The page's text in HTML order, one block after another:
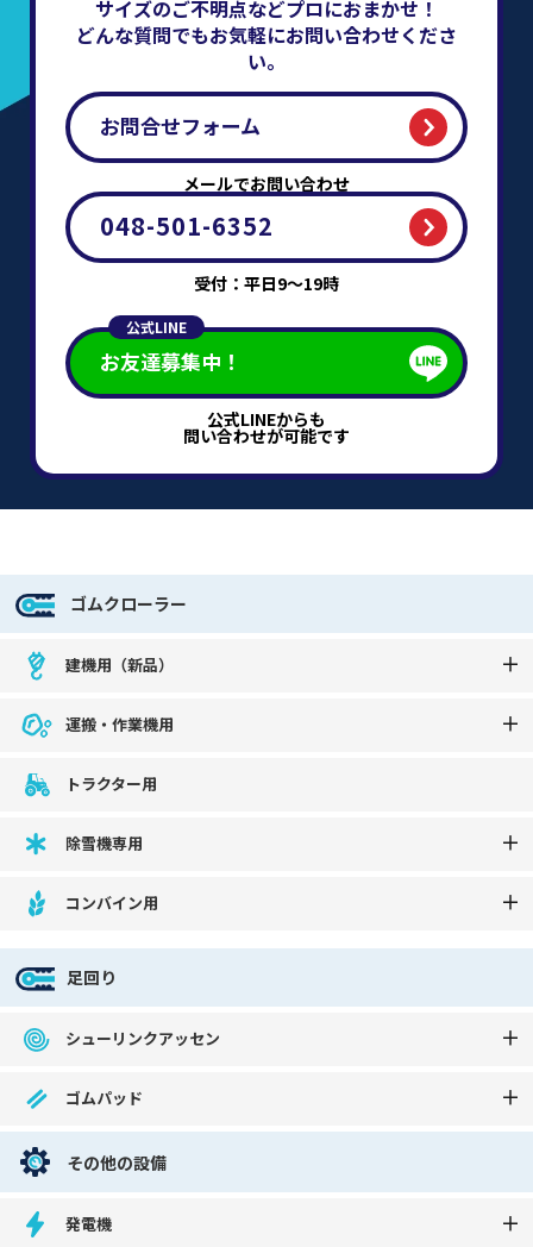
サイズのご不明点などプロにおまかせ！
どんな質問でもお気軽にお問い合わせくださ
い。
お問合せフォーム
メールでお問い合わせ
048-501-6352
受付：平日9～19時
公式LINE
お友達募集中！
公式LINEからも
問い合わせが可能です
ゴムクローラー
建機用（新品）
運搬・作業機用
トラクター用
除雪機専用
コンバイン用
足回り
シューリンクアッセン
ゴムパッド
その他の設備
発電機